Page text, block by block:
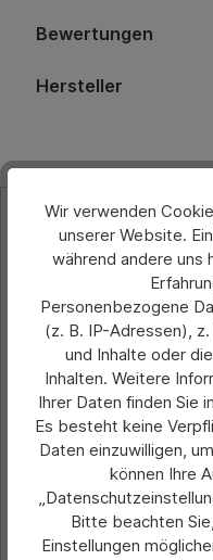
Bewertungen
Hersteller
Produktgalerie
Ähnliche Artikel
Wir verwenden
unserer Website.
während andere uns
Personenbezogene
(z. B. IP-Adressen),
und Inhalte oder
Inhalten. Weitere
Ihrer Daten finden Sie
Es besteht keine
Daten einzuwilligen,
können Ihre
Bitte beachten
Einstellungen